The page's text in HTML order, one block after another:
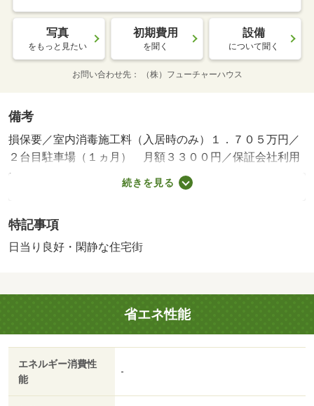
写真
をもっと見たい
初期費用
を聞く
設備
について聞く
お問い合わせ先 （株）フューチャーハウス
備考
損保要／室内消毒施工料（入居時のみ）１．７０５万円／
２台目駐車場（１ヵ月） 月額３３００円／保証会社利用
必：保証人代行サービス保証料・家賃集金サービス手数
料 １０ ０００円／入居時、以降は月額賃料の１％／毎
月／普通借家０２年０ヶ月／バストイレ別／バルコニー／
エアコン／フローリング／ＴＶインターホン／浴室乾燥機
良好／床下収納／耐震構造／平面駐車場／プロパンガス／
ＢＳ／保証会社利用可／ＩＴ重説 対応物件／通風良好/賃
貸戸数:6戸
続きを見る
特記事項
日当り良好・閑静な住宅街
省エネ性能
エネルギー消費性
能
-